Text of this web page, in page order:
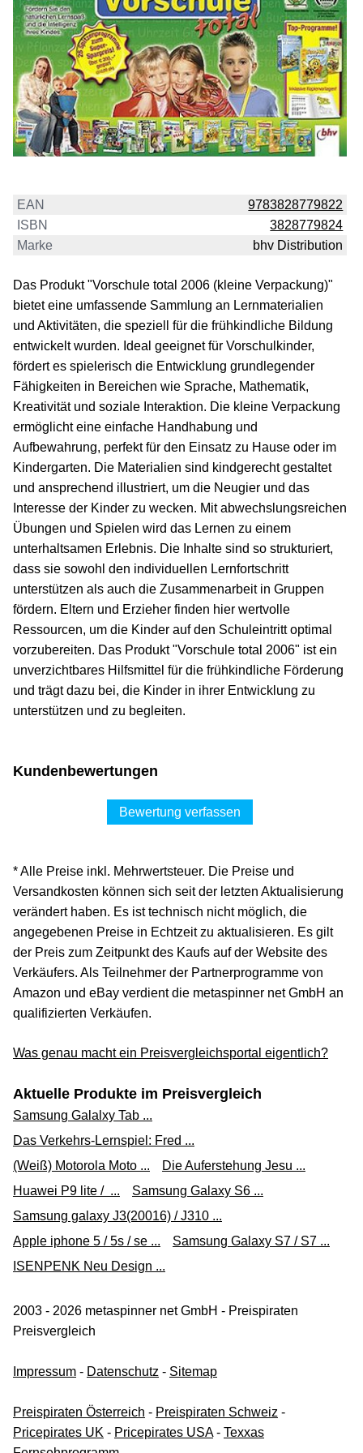
EAN
9783828779822
ISBN
3828779824
Marke
bhv Distribution
Das Produkt "Vorschule total 2006 (kleine Verpackung)"
bietet eine umfassende Sammlung an Lernmaterialien
und Aktivitäten, die speziell für die frühkindliche Bildung
entwickelt wurden. Ideal geeignet für Vorschulkinder,
fördert es spielerisch die Entwicklung grundlegender
Fähigkeiten in Bereichen wie Sprache, Mathematik,
Kreativität und soziale Interaktion. Die kleine Verpackung
ermöglicht eine einfache Handhabung und
Aufbewahrung, perfekt für den Einsatz zu Hause oder im
Kindergarten. Die Materialien sind kindgerecht gestaltet
und ansprechend illustriert, um die Neugier und das
Interesse der Kinder zu wecken. Mit abwechslungsreichen
Übungen und Spielen wird das Lernen zu einem
unterhaltsamen Erlebnis. Die Inhalte sind so strukturiert,
dass sie sowohl den individuellen Lernfortschritt
unterstützen als auch die Zusammenarbeit in Gruppen
fördern. Eltern und Erzieher finden hier wertvolle
Ressourcen, um die Kinder auf den Schuleintritt optimal
vorzubereiten. Das Produkt "Vorschule total 2006" ist ein
unverzichtbares Hilfsmittel für die frühkindliche Förderung
und trägt dazu bei, die Kinder in ihrer Entwicklung zu
unterstützen und zu begleiten.
Kundenbewertungen
Bewertung verfassen
* Alle Preise inkl. Mehrwertsteuer. Die Preise und
Versandkosten können sich seit der letzten Aktualisierung
verändert haben. Es ist technisch nicht möglich, die
angegebenen Preise in Echtzeit zu aktualisieren. Es gilt
der Preis zum Zeitpunkt des Kaufs auf der Website des
Verkäufers. Als Teilnehmer der Partnerprogramme von
Amazon und eBay verdient die metaspinner net GmbH an
qualifizierten Verkäufen.
Was genau macht ein Preisvergleichsportal eigentlich?
Aktuelle Produkte im Preisvergleich
Samsung Galalxy Tab ...
Das Verkehrs-Lernspiel: Fred ...
(Weiß) Motorola Moto ...
Die Auferstehung Jesu ...
Huawei P9 lite / ...
Samsung Galaxy S6 ...
Samsung galaxy J3(20016) / J310 ...
Apple iphone 5 / 5s / se ...
Samsung Galaxy S7 / S7 ...
ISENPENK Neu Design ...
2003 - 2026 metaspinner net GmbH - Preispiraten
Preisvergleich
Impressum - Datenschutz - Sitemap
Preispiraten Österreich - Preispiraten Schweiz -
Pricepirates UK - Pricepirates USA- Texxas